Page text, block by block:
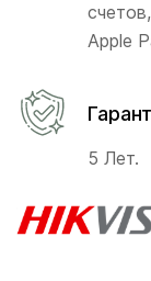
Apple
5 Лет.